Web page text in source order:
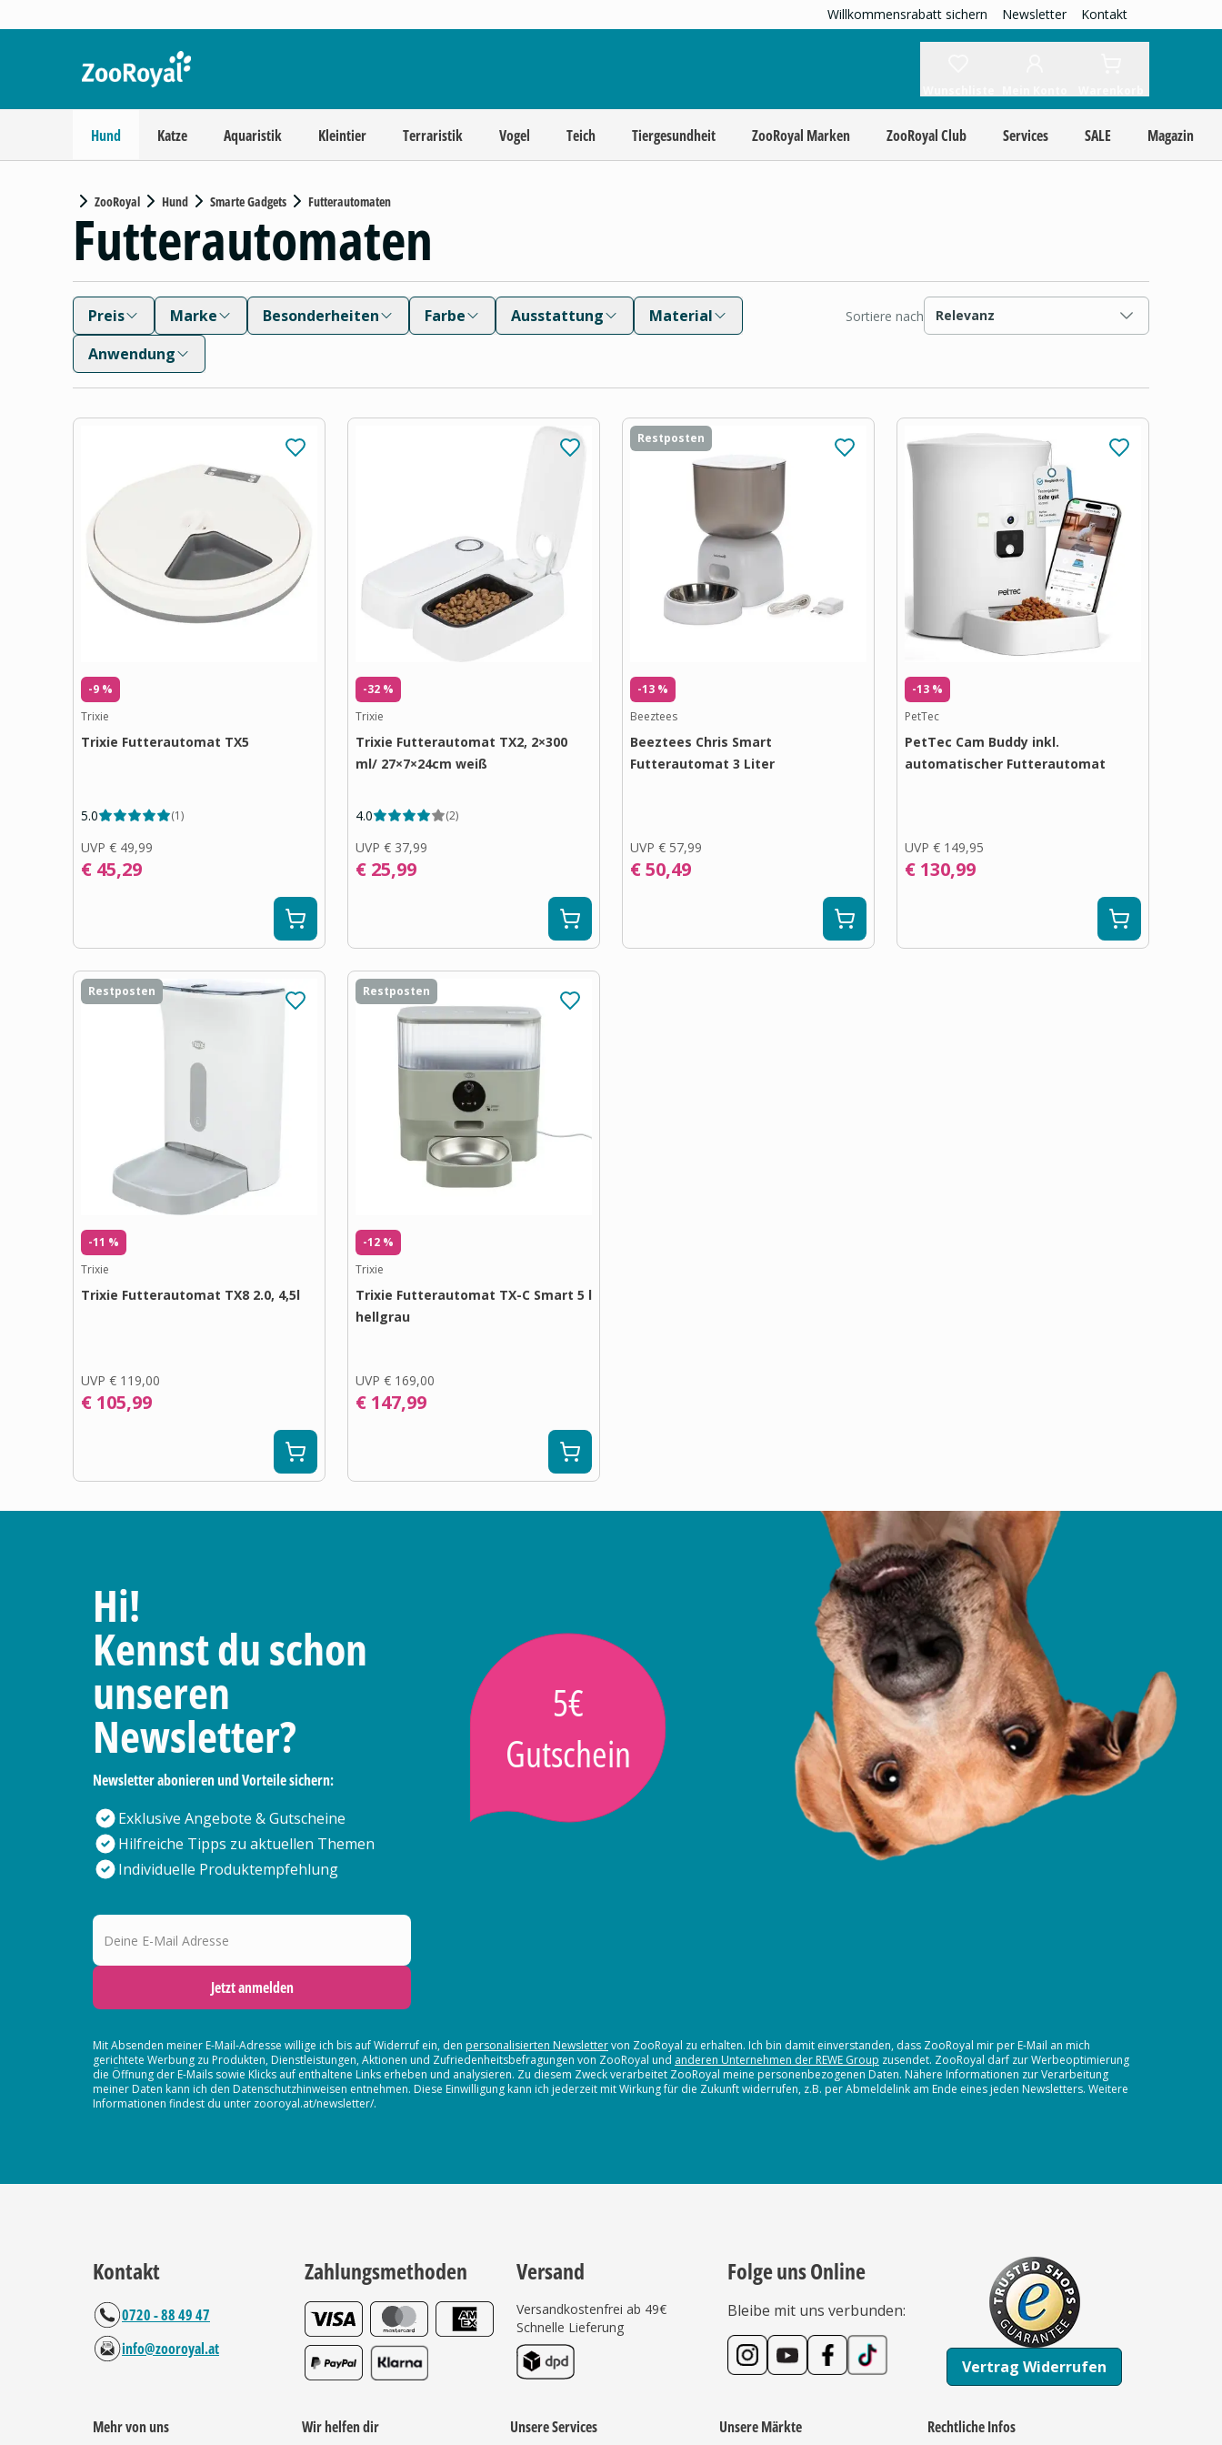
Willkommensrabatt sichern Newsletter Kontakt
Hund Katze Aquaristik Kleintier Terraristik Vogel Teich Tiergesundheit ZooRoyal Marken ZooRoyal Club Services SALE Magazin
ZooRoyal Hund Smarte Gadgets Futterautomaten
Futterautomaten
Preis Marke Besonderheiten Farbe Ausstattung
Material
Anwendung
Sortiere nach Relevanz
-9 %
Trixie
Trixie Futterautomat TX5
5.0 (1)
UVP € 49,99
€ 45,29
-32 %
Trixie
Trixie Futterautomat TX2, 2×300
ml/ 27×7×24cm weiß
4.0 (2)
UVP € 37,99
€ 25,99
Restposten
-13 %
Beeztees
Beeztees Chris Smart
Futterautomat 3 Liter
UVP € 57,99
€ 50,49
-13 %
PetTec
PetTec Cam Buddy inkl.
automatischer Futterautomat
UVP € 149,95
€ 130,99
Restposten
-11 %
Trixie
Trixie Futterautomat TX8 2.0, 4,5l
UVP € 119,00
€ 105,99
Restposten
-12 %
Trixie
Trixie Futterautomat TX-C Smart 5 l
hellgrau
UVP € 169,00
€ 147,99
Hi!
Kennst du schon
unseren
Newsletter?
Newsletter abonieren und Vorteile sichern:
Exklusive Angebote & Gutscheine
Hilfreiche Tipps zu aktuellen Themen
Individuelle Produktempfehlung
5€
Gutschein
Deine E-Mail Adresse
Jetzt anmelden
Mit Absenden meiner E-Mail-Adresse willige ich bis auf Widerruf ein, den personalisierten Newslettervon ZooRoyal zu erhalten. Ich bin damit einverstanden, dass ZooRoyal mir per E-Mail an mich
gerichtete Werbung zu Produkten, Dienstleistungen, Aktionen und Zufriedenheitsbefragungen von ZooRoyal und anderen Unternehmen der REWE Group zusendet. ZooRoyal darf zur Werbeoptimierung
die Öffnung der E-Mails sowie Klicks auf enthaltene Links erheben und analysieren. Zu diesem Zweck verarbeitet ZooRoyal meine personenbezogenen Daten. Nähere Informationen zur Verarbeitung
meiner Daten kann ich den Datenschutzhinweisen entnehmen. Diese Einwilligung kann ich jederzeit mit Wirkung für die Zukunft widerrufen, z.B. per Abmeldelink am Ende eines jeden Newsletters. Weitere
Informationen findest du unter zooroyal.at/newsletter/.
Kontakt
0720 - 88 49 47
info@zooroyal.at
Zahlungsmethoden Versand
Versandkostenfrei ab 49€
Schnelle Lieferung
Folge uns Online
Bleibe mit uns verbunden:
Vertrag Widerrufen
Mehr von uns Wir helfen dir Unsere Services Unsere Märkte Rechtliche Infos